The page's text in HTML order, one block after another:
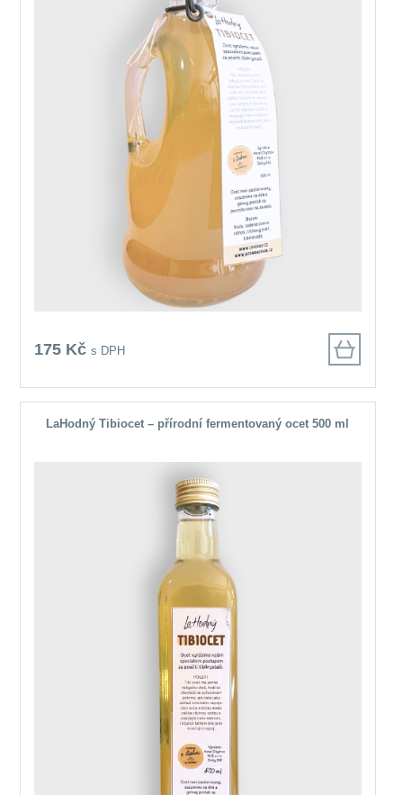
175 Kčs DPH
LaHodný Tibiocet – přírodní fermentovaný ocet 500 ml